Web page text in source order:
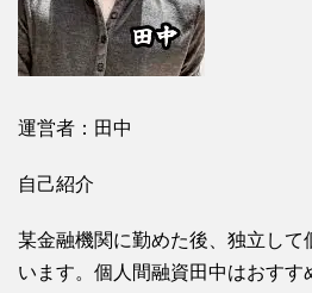
運営者：田中
自己紹介
某金融機関に勤めた後、独立して
います。個人間融資田中はおすす